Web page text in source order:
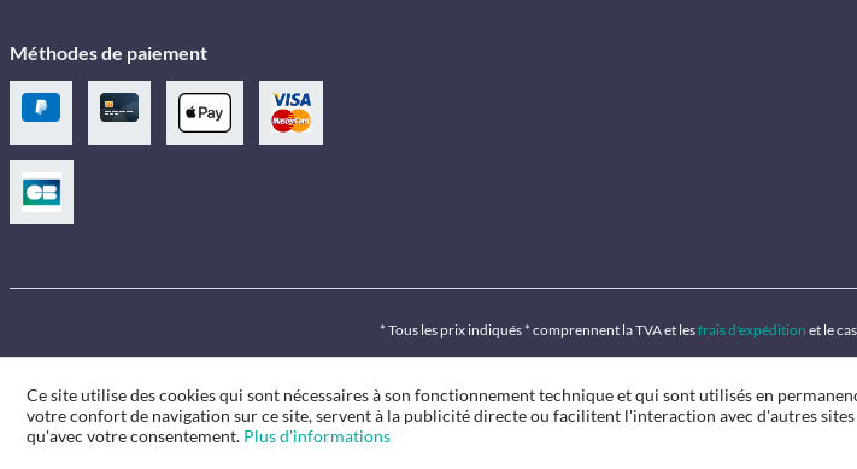
Méthodes de paiement
* Tous les prix indiqués * comprennent la TVA et lesfrais d'expédition et le
Ce site utilise des cookies qui sont nécessaires à son fonctionnement technique et qui sont utilisés en
votre confort de navigation sur ce site, servent à la publicité directe ou facilitent l'interaction avec d'autres
qu'avec votre consentement. Plus d'informations